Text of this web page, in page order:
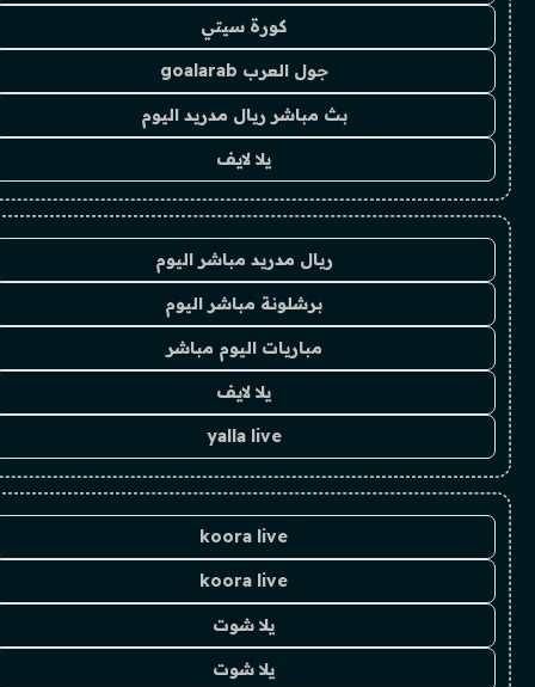
كورة سيتي
جول العرب goalarab
بث مباشر ريال مدريد اليوم
يلا لايف
ريال مدريد مباشر اليوم
برشلونة مباشر اليوم
مباريات اليوم مباشر
يلا لايف
yalla live
koora live
koora live
يلا شوت
يلا شوت